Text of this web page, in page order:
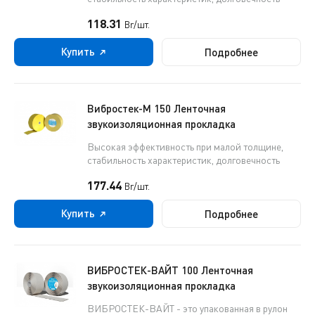
118.31 Br/шт.
Купить Подробнее
Вибростек-М 150 Ленточная
звукоизоляционная прокладка
Высокая эффективность при малой толщине,
стабильность характеристик, долговечность
177.44 Br/шт.
Купить Подробнее
ВИБРОСТЕК-ВАЙТ 100 Ленточная
звукоизоляционная прокладка
ВИБРОСТЕК-ВАЙТ - это упакованная в рулон